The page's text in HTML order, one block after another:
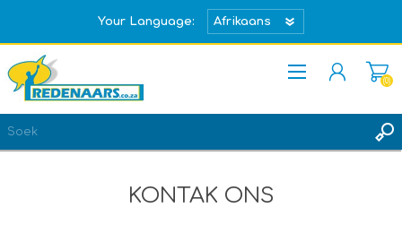
Your Language:
REGISTREER
(0)
KONTAK ONS